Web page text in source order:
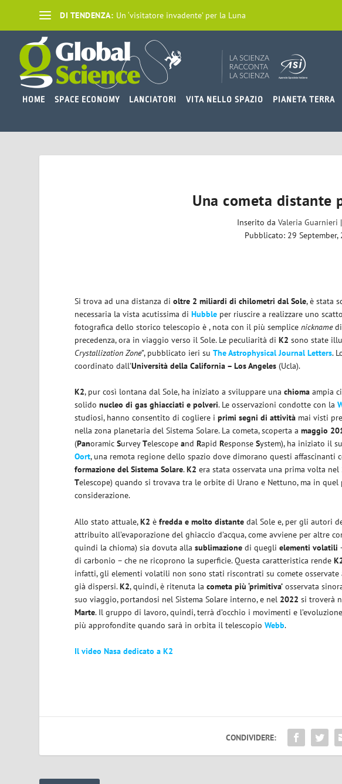
DI TENDENZA: Un ‘visitatore invadente’ per la Luna
HOME SPACE ECONOMY LANCIATORI VITA NELLO SPAZIO PIANETA TERRA
Una cometa distante
Inserito da Valeria Guarnieri |
Pubblicato: 29 September,
Si trova ad una distanza dioltre 2 miliardi di chilometri dal Sole, è stata
necessaria la vista acutissima diHubble per riuscire a realizzare uno
fotografica dello storico telescopio è , nota con il più semplicenickname
precedenza, ora in viaggio verso il Sole. Le peculiarità diK2 sono state
Crystallization Zone”, pubblicato ieri suThe Astrophysical Journal Letters.
coordinato dall’Università della California – Los Angeles (Ucla).
K2, pur così lontana dal Sole, ha iniziato a sviluppare unachioma ampia
solidonucleo di gas ghiacciati e polveri. Le osservazioni condotte con la
studiosi, hanno consentito di cogliere iprimi segni di attività mai visti
nella zona planetaria del Sistema Solare. La cometa, scoperta amaggio
(PanoramicSurveyTelescopeandRapidResponseSystem), ha iniziato il
Oort, una remota regione dello spazio dove dimorano questi affascinanti
formazione del Sistema Solare.K2 era stata osservata una prima volta nel
Telescope) quando si trovava tra le orbite di Urano e Nettuno, ma in
considerazione.
Allo stato attuale,K2 èfredda e molto distante dal Sole e, per gli autori
attribuito all’evaporazione del ghiaccio d’acqua, come avviene per altre
quindi la chioma) sia dovuta allasublimazione di queglielementi volatili
di carbonio – che ne ricoprono la superficie. Questa caratteristica rende
infatti, gli elementi volatili non sono stati riscontrati su comete
già dispersi.K2, quindi, è ritenuta lacometa più ‘primitiva’ osservata
suo viaggio, portandosi nel Sistema Solare interno, e nel 2022 si troverà
Marte. Il gruppo di lavoro, quindi, terrà d’occhio i movimenti e
più approfondite quando sarà in orbita il telescopioWebb.
Il video Nasa dedicato a K2
CONDIVIDERE: